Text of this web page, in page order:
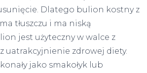
Dlatego bulion kostny z
tłuszczu i ma niską
jest użyteczny w walce z
uatrakcyjnienie zdrowej diety.
jako smakołyk lub